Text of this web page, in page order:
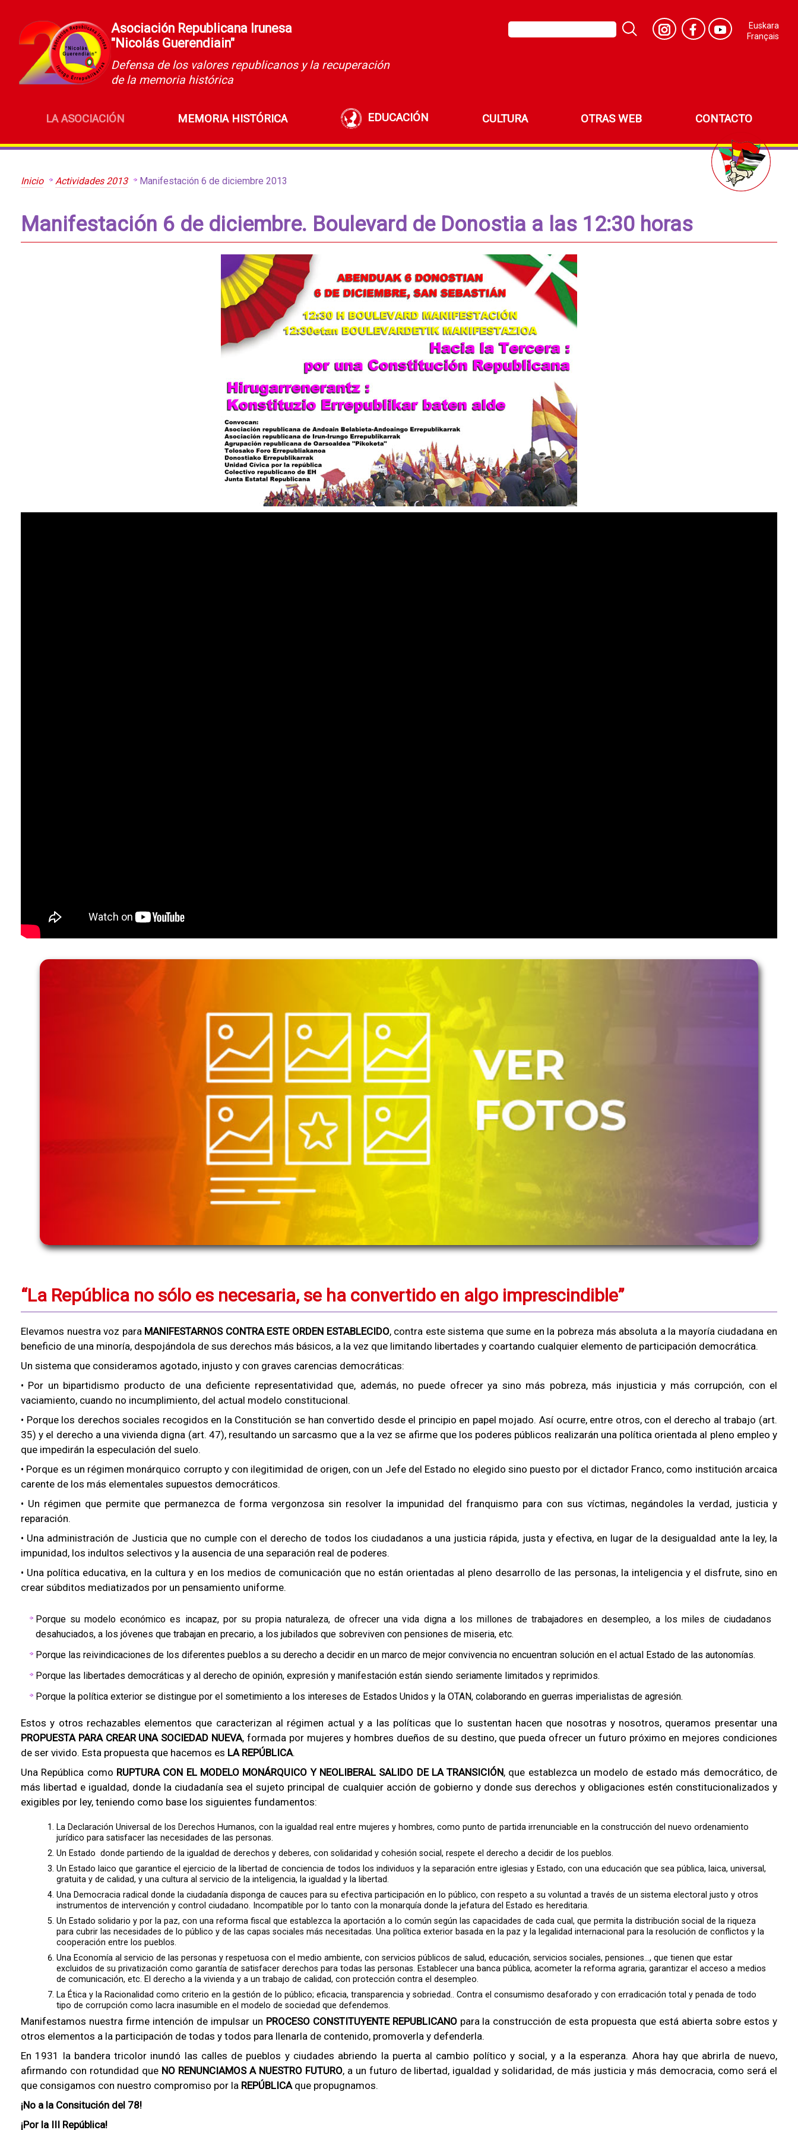
Asociación Republicana Irunesa
"Nicolás Guerendiain"
Defensa de los valores republicanos y la recuperación
de la memoria histórica
Euskara
Français
LA ASOCIACIÓN MEMORIA HISTÓRICA EDUCACIÓN CULTURA OTRAS WEB CONTACTO
Inicio Actividades 2013 Manifestación 6 de diciembre 2013
Manifestación 6 de diciembre. Boulevard de Donostia a las 12:30 horas
“La República no sólo es necesaria, se ha convertido en algo imprescindible”
Elevamos nuestra voz para MANIFESTARNOS CONTRA ESTE ORDEN ESTABLECIDO, contra este sistema que sume en la pobreza más absoluta a la mayoría ciudadana en
beneficio de una minoría, despojándola de sus derechos más básicos, a la vez que limitando libertades y coartando cualquier elemento de participación democrática.
Un sistema que consideramos agotado, injusto y con graves carencias democráticas:
• Por un bipartidismo producto de una deficiente representatividad que, además, no puede ofrecer ya sino más pobreza, más injusticia y más corrupción, con el
vaciamiento, cuando no incumplimiento, del actual modelo constitucional.
• Porque los derechos sociales recogidos en la Constitución se han convertido desde el principio en papel mojado. Así ocurre, entre otros, con el derecho al trabajo (art.
35) y el derecho a una vivienda digna (art. 47), resultando un sarcasmo que a la vez se afirme que los poderes públicos realizarán una política orientada al pleno empleo y
que impedirán la especulación del suelo.
• Porque es un régimen monárquico corrupto y con ilegitimidad de origen, con un Jefe del Estado no elegido sino puesto por el dictador Franco, como institución arcaica
carente de los más elementales supuestos democráticos.
• Un régimen que permite que permanezca de forma vergonzosa sin resolver la impunidad del franquismo para con sus víctimas, negándoles la verdad, justicia y
reparación.
• Una administración de Justicia que no cumple con el derecho de todos los ciudadanos a una justicia rápida, justa y efectiva, en lugar de la desigualdad ante la ley, la
impunidad, los indultos selectivos y la ausencia de una separación real de poderes.
• Una política educativa, en la cultura y en los medios de comunicación que no están orientadas al pleno desarrollo de las personas, la inteligencia y el disfrute, sino en
crear súbditos mediatizados por un pensamiento uniforme.
Porque su modelo económico es incapaz, por su propia naturaleza, de ofrecer una vida digna a los millones de trabajadores en desempleo, a los miles de ciudadanos
desahuciados, a los jóvenes que trabajan en precario, a los jubilados que sobreviven con pensiones de miseria, etc.
Porque las reivindicaciones de los diferentes pueblos a su derecho a decidir en un marco de mejor convivencia no encuentran solución en el actual Estado de las autonomías.
Porque las libertades democráticas y al derecho de opinión, expresión y manifestación están siendo seriamente limitados y reprimidos.
Porque la política exterior se distingue por el sometimiento a los intereses de Estados Unidos y la OTAN, colaborando en guerras imperialistas de agresión.
Estos y otros rechazables elementos que caracterizan al régimen actual y a las políticas que lo sustentan hacen que nosotras y nosotros, queramos presentar una
PROPUESTA PARA CREAR UNA SOCIEDAD NUEVA, formada por mujeres y hombres dueños de su destino, que pueda ofrecer un futuro próximo en mejores condiciones
de ser vivido. Esta propuesta que hacemos es LA REPÚBLICA.
Una República como RUPTURA CON EL MODELO MONÁRQUICO Y NEOLIBERAL SALIDO DE LA TRANSICIÓN, que establezca un modelo de estado más democrático, de
más libertad e igualdad, donde la ciudadanía sea el sujeto principal de cualquier acción de gobierno y donde sus derechos y obligaciones estén constitucionalizados y
exigibles por ley, teniendo como base los siguientes fundamentos:
La Declaración Universal de los Derechos Humanos, con la igualdad real entre mujeres y hombres, como punto de partida irrenunciable en la construcción del nuevo ordenamiento
jurídico para satisfacer las necesidades de las personas.
Un Estado donde partiendo de la igualdad de derechos y deberes, con solidaridad y cohesión social, respete el derecho a decidir de los pueblos.
Un Estado laico que garantice el ejercicio de la libertad de conciencia de todos los individuos y la separación entre iglesias y Estado, con una educación que sea pública, laica, universal,
gratuita y de calidad, y una cultura al servicio de la inteligencia, la igualdad y la libertad.
Una Democracia radical donde la ciudadanía disponga de cauces para su efectiva participación en lo público, con respeto a su voluntad a través de un sistema electoral justo y otros
instrumentos de intervención y control ciudadano. Incompatible por lo tanto con la monarquía donde la jefatura del Estado es hereditaria.
Un Estado solidario y por la paz, con una reforma fiscal que establezca la aportación a lo común según las capacidades de cada cual, que permita la distribución social de la riqueza
para cubrir las necesidades de lo público y de las capas sociales más necesitadas. Una política exterior basada en la paz y la legalidad internacional para la resolución de conflictos y la
cooperación entre los pueblos.
Una Economía al servicio de las personas y respetuosa con el medio ambiente, con servicios públicos de salud, educación, servicios sociales, pensiones..., que tienen que estar
excluidos de su privatización como garantía de satisfacer derechos para todas las personas. Establecer una banca pública, acometer la reforma agraria, garantizar el acceso a medios
de comunicación, etc. El derecho a la vivienda y a un trabajo de calidad, con protección contra el desempleo.
La Ética y la Racionalidad como criterio en la gestión de lo público; eficacia, transparencia y sobriedad.. Contra el consumismo desaforado y con erradicación total y penada de todo
tipo de corrupción como lacra inasumible en el modelo de sociedad que defendemos.
Manifestamos nuestra firme intención de impulsar un PROCESO CONSTITUYENTE REPUBLICANOpara la construcción de esta propuesta que está abierta sobre estos y
otros elementos a la participación de todas y todos para llenarla de contenido, promoverla y defenderla.
En 1931 la bandera tricolor inundó las calles de pueblos y ciudades abriendo la puerta al cambio político y social, y a la esperanza. Ahora hay que abrirla de nuevo,
afirmando con rotundidad que NO RENUNCIAMOS A NUESTRO FUTURO, a un futuro de libertad, igualdad y solidaridad, de más justicia y más democracia, como será el
que consigamos con nuestro compromiso por la REPÚBLICAque propugnamos.
¡No a la Consitución del 78!
¡Por la III República!